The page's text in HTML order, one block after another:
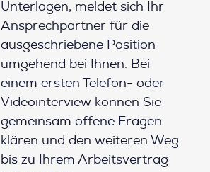
Unterlagen, meldet sich Ihr
Ansprechpartner für die
ausgeschriebene Position
umgehend bei Ihnen. Bei
einem ersten Telefon- oder
Videointerview können Sie
gemeinsam offene Fragen
klären und den weiteren Weg
bis zu Ihrem Arbeitsvertrag